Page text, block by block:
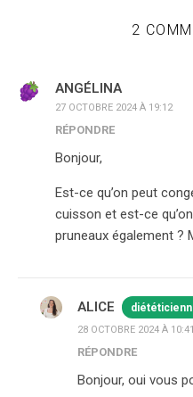
2
ANGÉLINA
27 OCTOBRE 2024 À 19:12
RÉPONDRE
Bonjour,
Est-ce qu’on peut
cuisson et est-ce
pruneaux également ?
ALICE
28 OCTOBRE 2024 À 10:41
RÉPONDRE
Bonjour, oui vous